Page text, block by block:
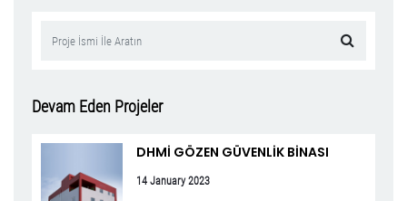
Devam Eden Projeler
DHMİ GÖZEN GÜVENLİK BİNASI
14 January 2023